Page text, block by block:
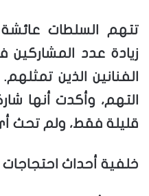
تتهم السلطات عائشة
زيادة عدد المشاركين
الفنانين الذين
التهم، وأكدت أنها
قليلة فقط، ولم تحث
خلفية أحداث